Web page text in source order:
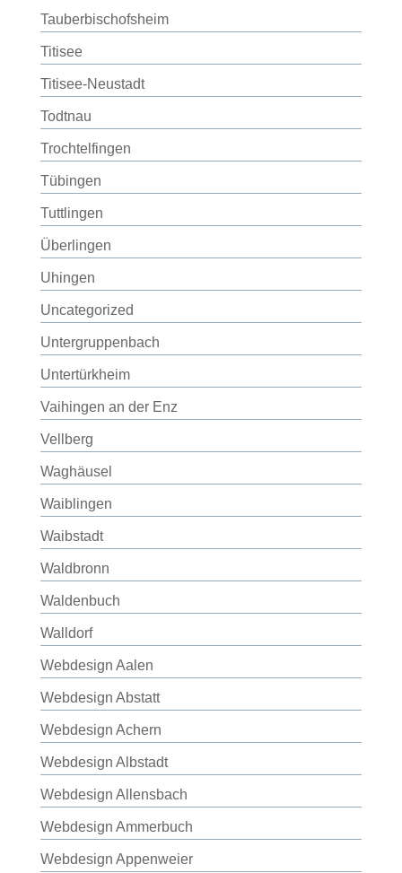
Tauberbischofsheim
Titisee
Titisee-Neustadt
Todtnau
Trochtelfingen
Tübingen
Tuttlingen
Überlingen
Uhingen
Uncategorized
Untergruppenbach
Untertürkheim
Vaihingen an der Enz
Vellberg
Waghäusel
Waiblingen
Waibstadt
Waldbronn
Waldenbuch
Walldorf
Webdesign Aalen
Webdesign Abstatt
Webdesign Achern
Webdesign Albstadt
Webdesign Allensbach
Webdesign Ammerbuch
Webdesign Appenweier